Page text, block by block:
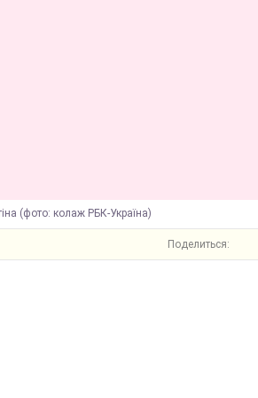
(фото: колаж РБК-Україна)
Поделиться: